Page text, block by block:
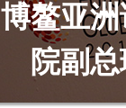
博鳌亚
院副